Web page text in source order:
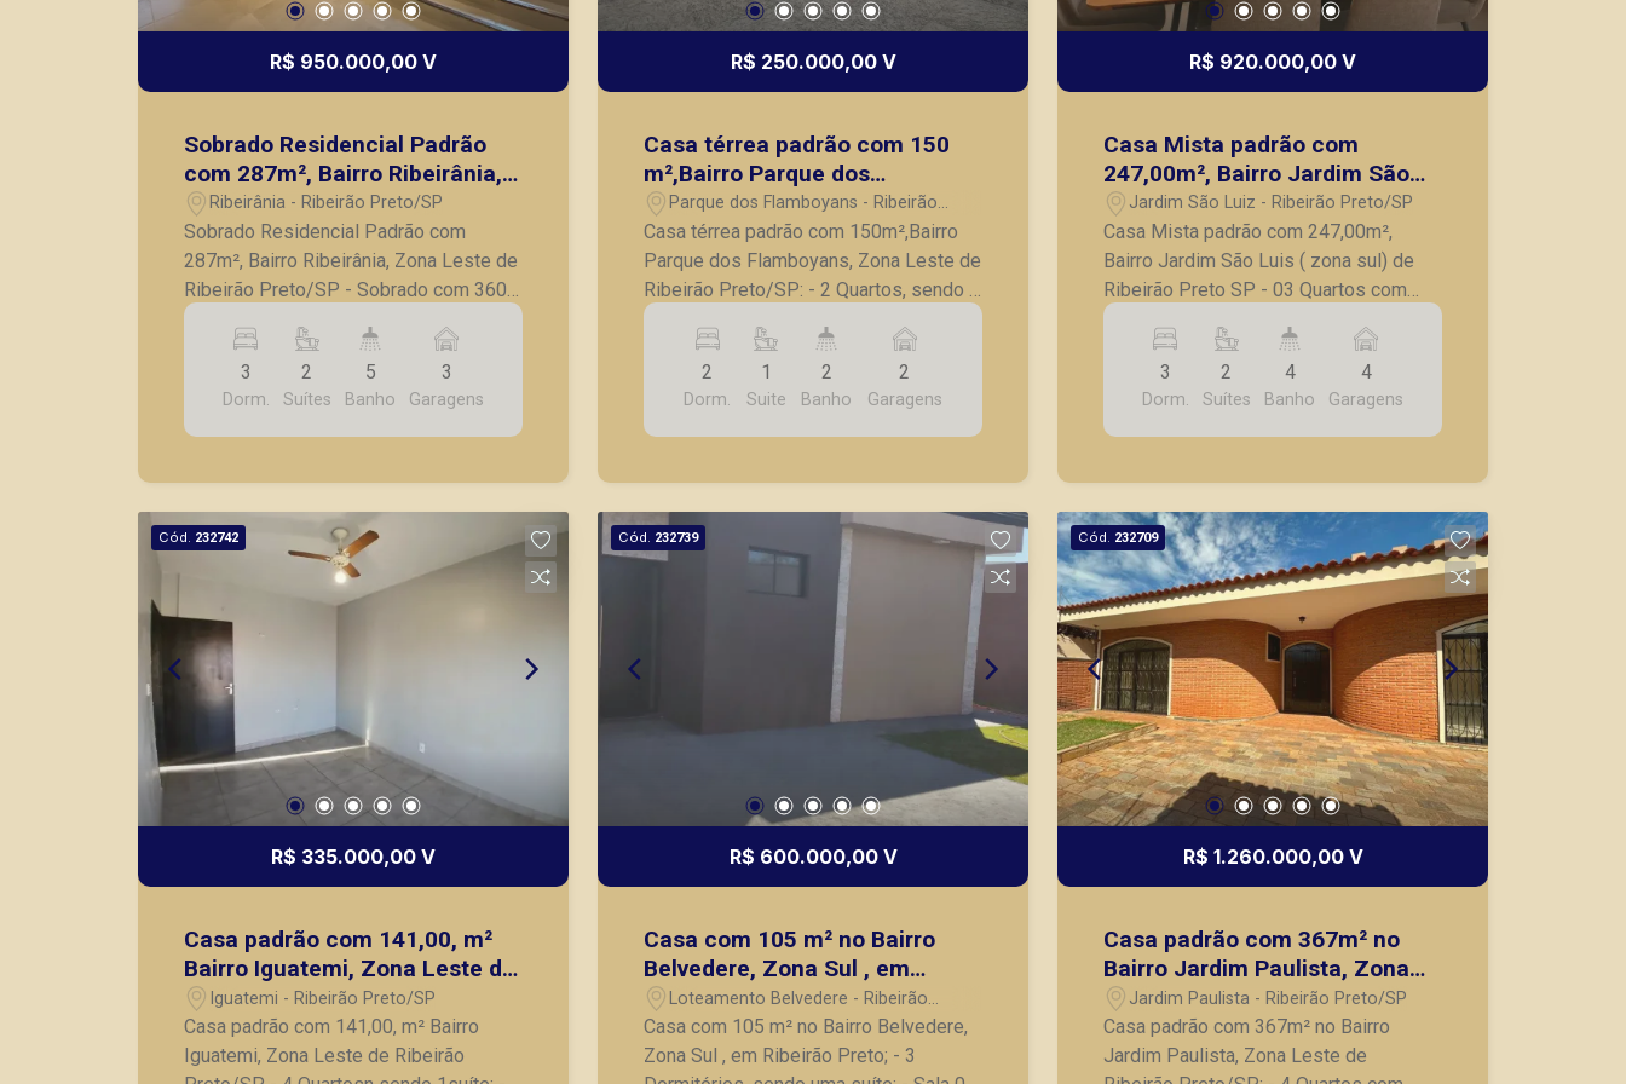
R$ 950.000,00 V
Sobrado Residencial Padrão
com 287m², Bairro Ribeirânia,
Zona Leste de Ribeirão
Preto/SP
Ribeirânia - Ribeirão Preto/SP
Sobrado Residencial Padrão com
287m², Bairro Ribeirânia, Zona Leste de
Ribeirão Preto/SP - Sobrado com 360
m² de terreno e 287 m² de área
construída; - 03 quartos, sendo 02
suítes (01 suite tem closet); -
Escritório; - Sala para 02 ambientes; -
05 banheiros; - Cozinha; - Despensa; -
Piscina; - Paisagismo; - Garagem para
03 carros. A Piramid tem como objetivo
atender seus clientes com agilidade e
segurança, em locação, vendas de
imóveis prontos, usados ou mesmo
nos principais lançamentos da cidade
de Ribeirão Preto.
3
Dorm.
2
Suítes
5
Banho
3
Garagens
R$ 250.000,00 V
Casa térrea padrão com 150
m²,Bairro Parque dos
Flamboyans, Zona Leste de
Ribeirão Preto/SP:
Parque dos Flamboyans - Ribeirão
Preto/SP
Casa térrea padrão com 150m²,Bairro
Parque dos Flamboyans, Zona Leste de
Ribeirão Preto/SP: - 2 Quartos, sendo 1
suite; - Banheiro social completo; - Sala
para 2 ambientes; - Cozinha com
armários planejados; - Lavanderia; -
Corredor lateral; - 2 Vagas de garagem.
A Piramid tem como objetivo atender
imóveis prontos, usados ou mesmo
nos principais lançamentos da cidade
2
Dorm.
1
Suite
2
Banho
2
Garagens
R$ 920.000,00 V
Casa Mista padrão com
247,00m², Bairro Jardim São
Luis ( zona sul) de Ribeirão
Preto SP
Jardim São Luiz - Ribeirão Preto/SP
Casa Mista padrão com 247,00m²,
Bairro Jardim São Luis ( zona sul) de
Ribeirão Preto SP - 03 Quartos com
armários; sendo 01 suíte; - Banheiro
social; - Sala ampla; - Cozinha com
armários, - Jardim de inverno, - quintal
grande, - Completa em armários; - 04
vagas de garagem. A Piramid tem como
vendas de imóveis prontos, usados ou
mesmo nos principais lançamentos da
cidade de Ribeirão Preto.
3
Dorm.
2
Suítes
4
Banho
4
Garagens
Cód. 232742
R$ 335.000,00 V
Casa padrão com 141,00, m²
Bairro Iguatemi, Zona Leste de
Ribeirão Preto/SP.
Iguatemi - Ribeirão Preto/SP
Casa padrão com 141,00, m² Bairro
Iguatemi, Zona Leste de Ribeirão
Cód. 232739
R$ 600.000,00 V
Casa com 105 m² no Bairro
Belvedere, Zona Sul , em
Ribeirão Preto;
Loteamento Belvedere - Ribeirão
Preto/SP
Casa com 105 m² no Bairro Belvedere,
Zona Sul , em Ribeirão Preto; - 3
Cód. 232709
R$ 1.260.000,00 V
Casa padrão com 367m² no
Bairro Jardim Paulista, Zona
Leste de Ribeirão Preto/SP:
Jardim Paulista - Ribeirão Preto/SP
Casa padrão com 367m² no Bairro
Jardim Paulista, Zona Leste de